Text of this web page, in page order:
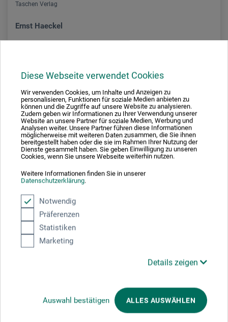
Diese Webseite verwendet Cookies
Wir verwenden Cookies, um Inhalte und Anzeigen zu
personalisieren, Funktionen für soziale Medien anbieten zu
können und die Zugriffe auf unsere Website zu analysieren.
Zudem geben wir Informationen zu Ihrer Verwendung unserer
Website an unsere Partner für soziale Medien, Werbung und
Analysen weiter. Unsere Partner führen diese Informationen
möglicherweise mit weiteren Daten zusammen, die Sie ihnen
bereitgestellt haben oder die sie im Rahmen Ihrer Nutzung der
Dienste gesammelt haben. Sie geben Einwilligung zu unseren
Cookies, wenn Sie unsere Webseite weiterhin nutzen.
Weitere Informationen finden Sie in unserer
Datenschutzerklärung.
Notwendig
Präferenzen
Statistiken
Marketing
Details zeigen
Auswahl bestätigen ALLES AUSWÄHLEN
Taschen Verlag
Ernst Haeckel
zzgl. Versandkosten